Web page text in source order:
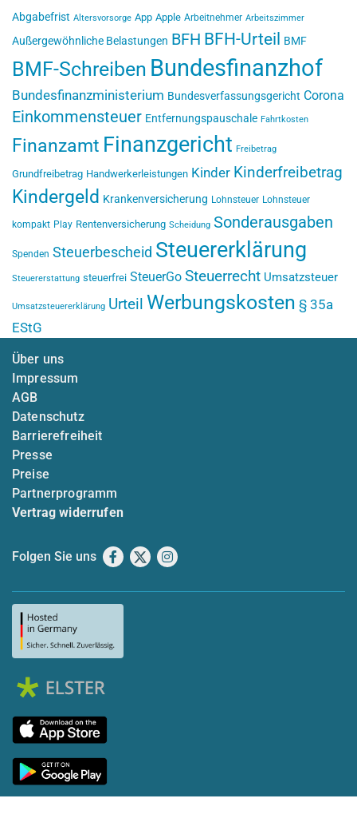
Abgabefrist Altersvorsorge App Apple Arbeitnehmer Arbeitszimmer
Außergewöhnliche Belastungen BFH BFH-Urteil BMF
BMF-Schreiben Bundesfinanzhof
Bundesfinanzministerium Bundesverfassungsgericht Corona
Einkommensteuer Entfernungspauschale Fahrtkosten
Finanzamt Finanzgericht Freibetrag
Grundfreibetrag Handwerkerleistungen Kinder Kinderfreibetrag
Kindergeld Krankenversicherung Lohnsteuer Lohnsteuer
kompakt Play Rentenversicherung Scheidung Sonderausgaben
Spenden Steuerbescheid Steuererklärung
Steuererstattung steuerfrei SteuerGo Steuerrecht Umsatzsteuer
Umsatzsteuererklärung Urteil Werbungskosten § 35a
EStG
Über uns
Impressum
AGB
Datenschutz
Barrierefreiheit
Presse
Preise
Partnerprogramm
Vertrag widerrufen
Folgen Sie uns Facebook
X Instagram